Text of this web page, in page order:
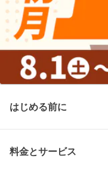
はじめる前に
料金とサービス